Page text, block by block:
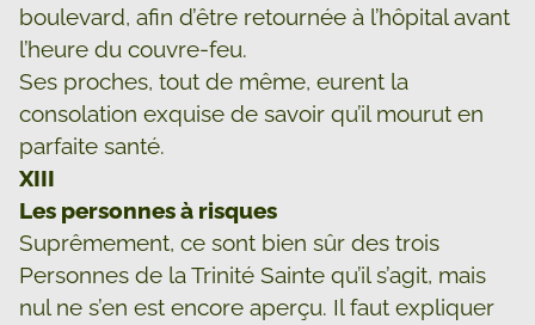
boulevard, afin d’être retournée à l’hôpital avant
l’heure du couvre-feu.
Ses proches, tout de même, eurent la
consolation exquise de savoir qu’il mourut en
parfaite santé.
XIII
Les personnes à risques
Suprêmement, ce sont bien sûr des trois
Personnes de la Trinité Sainte qu’il s’agit, mais
nul ne s’en est encore aperçu. Il faut expliquer